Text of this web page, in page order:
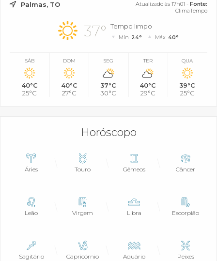
Palmas, TO Atualizado às 17h01 - Fonte:
ClimaTempo
37° Tempo limpo
Mín. 24° Máx.40°
SÁB
40°C
25°C
DOM
40°C
27°C
SEG
37°C
30°C
TER
40°C
29°C
QUA
39°C
25°C
Horóscopo
Áries Touro Gêmeos Câncer
Leão Virgem Libra Escorpião
Sagitário Capricórnio Aquário Peixes